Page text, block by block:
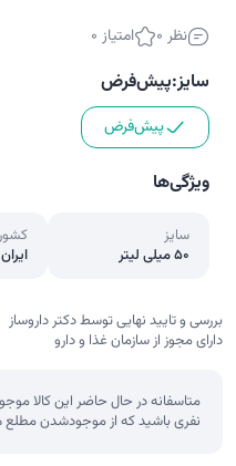
نظر 0 امتیاز 0
سایز:پیش‌فرض
پیش‌فرض
ویژگی‌ها
سایز
50 میلی لیتر
ایران
بررسی و تایید نهایی توسط دکتر داروساز
دارای مجوز از سازمان غذا و دارو
متاسفانه در حال حاضر این کالا
نفری باشید که از موجودشدن